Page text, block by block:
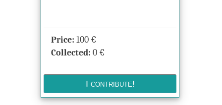
Price: 100 €
Collected: 0 €